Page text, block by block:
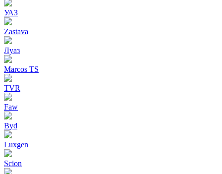
УАЗ
Zastava
Луаз
Marcos TS
TVR
Faw
Byd
Luxgen
Scion